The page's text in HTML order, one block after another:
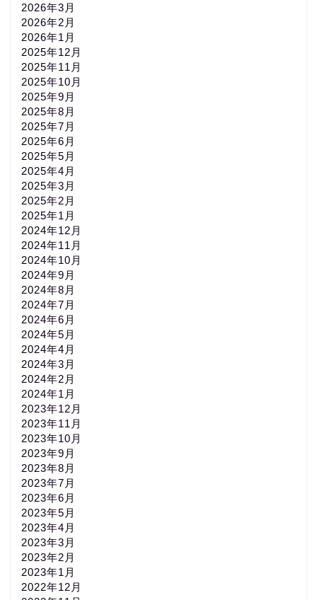
2026年3月
2026年2月
2026年1月
2025年12月
2025年11月
2025年10月
2025年9月
2025年8月
2025年7月
2025年6月
2025年5月
2025年4月
2025年3月
2025年2月
2025年1月
2024年12月
2024年11月
2024年10月
2024年9月
2024年8月
2024年7月
2024年6月
2024年5月
2024年4月
2024年3月
2024年2月
2024年1月
2023年12月
2023年11月
2023年10月
2023年9月
2023年8月
2023年7月
2023年6月
2023年5月
2023年4月
2023年3月
2023年2月
2023年1月
2022年12月